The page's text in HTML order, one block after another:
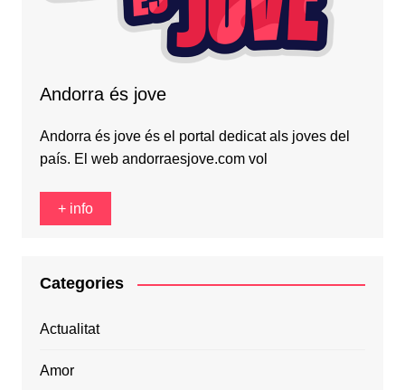
Andorra és jove
Andorra és jove és el portal dedicat als joves del
país. El web andorraesjove.com vol
+ info
Categories
Actualitat
Amor